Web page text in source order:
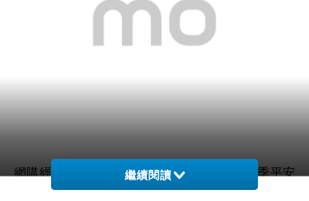
網購經驗10多年的我在想【菲鈮歐】開運四季平安
粉晶項鍊(手工精雕 隨機出貨)在網路上買應該會比
繼續閱讀